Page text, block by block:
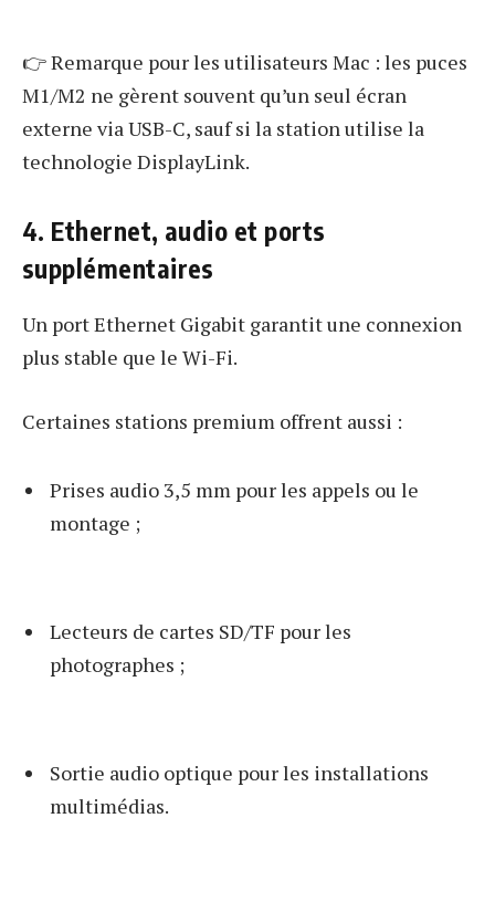
👉 Remarque pour les utilisateurs Mac : les puces
M1/M2 ne gèrent souvent qu’un seul écran
externe via USB-C, sauf si la station utilise la
technologie DisplayLink.
4. Ethernet, audio et ports
supplémentaires
Un port Ethernet Gigabit garantit une connexion
plus stable que le Wi-Fi.
Certaines stations premium offrent aussi :
Prises audio 3,5 mm pour les appels ou le
montage ;
Lecteurs de cartes SD/TF pour les
photographes ;
Sortie audio optique pour les installations
multimédias.